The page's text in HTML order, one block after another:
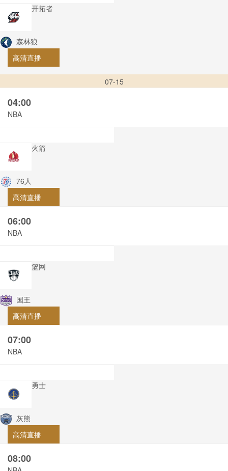
开拓者
森林狼
高清直播
07-15
04:00
NBA
火箭
76人
高清直播
06:00
NBA
篮网
国王
高清直播
07:00
NBA
勇士
灰熊
高清直播
08:00